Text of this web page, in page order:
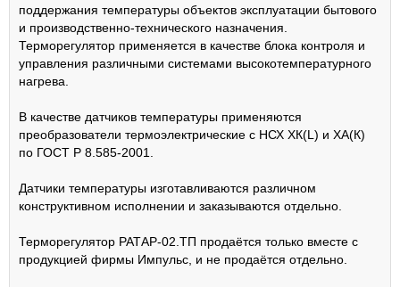
поддержания температуры объектов эксплуатации бытового
и производственно-технического назначения.
Терморегулятор применяется в качестве блока контроля и
управления различными системами высокотемпературного
нагрева.
В качестве датчиков температуры применяются
преобразователи термоэлектрические с НСХ ХК(L) и ХА(К)
по ГОСТ Р 8.585-2001.
Датчики температуры изготавливаются различном
конструктивном исполнении и заказываются отдельно.
Терморегулятор РАТАР-02.ТП продаётся только вместе с
продукцией фирмы Импульс, и не продаётся отдельно.